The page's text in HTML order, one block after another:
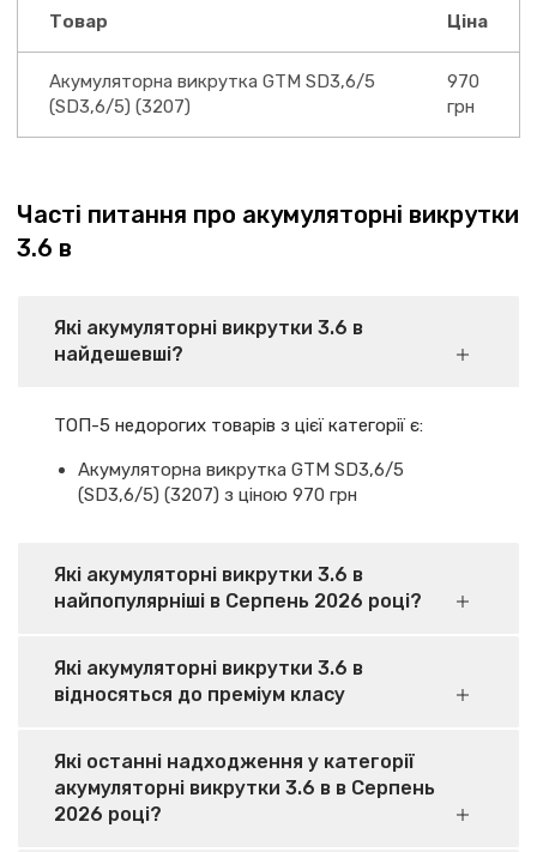
Товар Ціна
Акумуляторна викрутка GTM SD3,6/5
(SD3,6/5) (3207)
970
грн
Часті питання про акумуляторні викрутки
3.6 в
Які акумуляторні викрутки 3.6 в
найдешевші?
ТОП-5 недорогих товарів з цієї категорії є:
Акумуляторна викрутка GTM SD3,6/5
(SD3,6/5) (3207) з ціною 970 грн
Які акумуляторні викрутки 3.6 в
найпопулярніші в Серпень 2026 році?
Які акумуляторні викрутки 3.6 в
відносяться до преміум класу
Які останні надходження у категорії
акумуляторні викрутки 3.6 в в Серпень
2026 році?